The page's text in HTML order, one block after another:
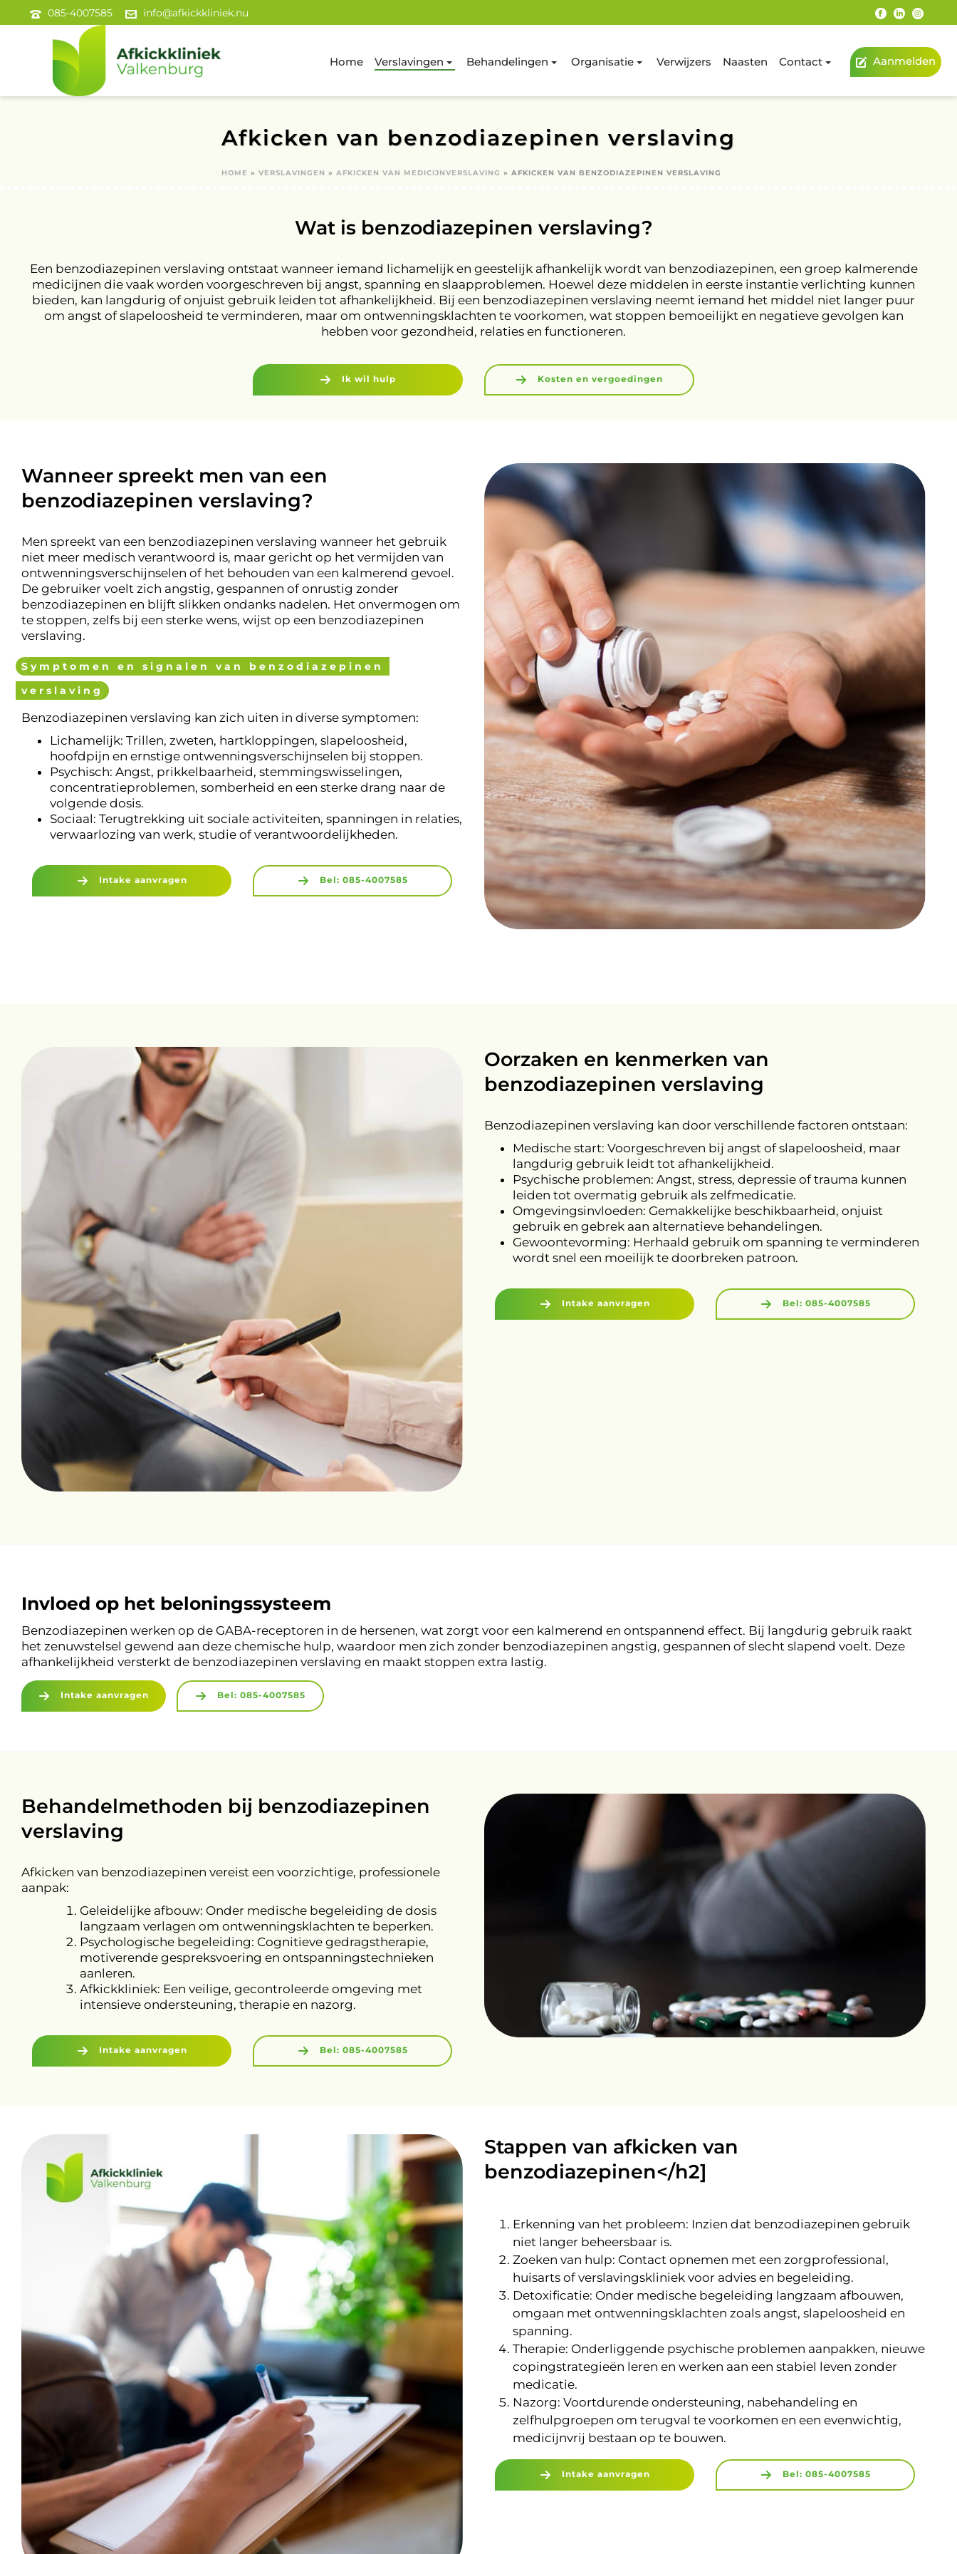
085-4007585 info@afkickkliniek.nu
Home Verslavingen Behandelingen Organisatie Verwijzers Naasten Contact Aanmelden
Afkicken van benzodiazepinen verslaving
HOME » VERSLAVINGEN » AFKICKEN VAN MEDICIJNVERSLAVING » AFKICKEN VAN BENZODIAZEPINEN VERSLAVING
Wat is benzodiazepinen verslaving?
Een benzodiazepinen verslaving ontstaat wanneer iemand lichamelijk en geestelijk afhankelijk wordt van benzodiazepinen, een groep kalmerende
medicijnen die vaak worden voorgeschreven bij angst, spanning en slaapproblemen. Hoewel deze middelen in eerste instantie verlichting kunnen
bieden, kan langdurig of onjuist gebruik leiden tot afhankelijkheid. Bij een benzodiazepinen verslaving neemt iemand het middel niet langer puur
om angst of slapeloosheid te verminderen, maar om ontwenningsklachten te voorkomen, wat stoppen bemoeilijkt en negatieve gevolgen kan
hebben voor gezondheid, relaties en functioneren.
Ik wil hulp Kosten en vergoedingen
Wanneer spreekt men van een
benzodiazepinen verslaving?
Men spreekt van een benzodiazepinen verslaving wanneer het gebruik
niet meer medisch verantwoord is, maar gericht op het vermijden van
ontwenningsverschijnselen of het behouden van een kalmerend gevoel.
De gebruiker voelt zich angstig, gespannen of onrustig zonder
benzodiazepinen en blijft slikken ondanks nadelen. Het onvermogen om
te stoppen, zelfs bij een sterke wens, wijst op een benzodiazepinen
verslaving.
Symptomen en signalen van benzodiazepinen
verslaving
Benzodiazepinen verslaving kan zich uiten in diverse symptomen:
Lichamelijk: Trillen, zweten, hartkloppingen, slapeloosheid,
hoofdpijn en ernstige ontwenningsverschijnselen bij stoppen.
Psychisch: Angst, prikkelbaarheid, stemmingswisselingen,
concentratieproblemen, somberheid en een sterke drang naar de
volgende dosis.
Sociaal: Terugtrekking uit sociale activiteiten, spanningen in relaties,
verwaarlozing van werk, studie of verantwoordelijkheden.
Intake aanvragen Bel: 085-4007585
Oorzaken en kenmerken van
benzodiazepinen verslaving
Benzodiazepinen verslaving kan door verschillende factoren ontstaan:
Medische start: Voorgeschreven bij angst of slapeloosheid, maar
langdurig gebruik leidt tot afhankelijkheid.
Psychische problemen: Angst, stress, depressie of trauma kunnen
leiden tot overmatig gebruik als zelfmedicatie.
Omgevingsinvloeden: Gemakkelijke beschikbaarheid, onjuist
gebruik en gebrek aan alternatieve behandelingen.
Gewoontevorming: Herhaald gebruik om spanning te verminderen
wordt snel een moeilijk te doorbreken patroon.
Intake aanvragen Bel: 085-4007585
Invloed op het beloningssysteem
Benzodiazepinen werken op de GABA-receptoren in de hersenen, wat zorgt voor een kalmerend en ontspannend effect. Bij langdurig gebruik raakt
het zenuwstelsel gewend aan deze chemische hulp, waardoor men zich zonder benzodiazepinen angstig, gespannen of slecht slapend voelt. Deze
afhankelijkheid versterkt de benzodiazepinen verslaving en maakt stoppen extra lastig.
Intake aanvragen Bel: 085-4007585
Behandelmethoden bij benzodiazepinen
verslaving
Afkicken van benzodiazepinen vereist een voorzichtige, professionele
aanpak:
Geleidelijke afbouw: Onder medische begeleiding de dosis
langzaam verlagen om ontwenningsklachten te beperken.
Psychologische begeleiding: Cognitieve gedragstherapie,
motiverende gespreksvoering en ontspanningstechnieken
aanleren.
Afkickkliniek: Een veilige, gecontroleerde omgeving met
intensieve ondersteuning, therapie en nazorg.
Intake aanvragen Bel: 085-4007585
Stappen van afkicken van
benzodiazepinen</h2]
Erkenning van het probleem: Inzien dat benzodiazepinen gebruik
niet langer beheersbaar is.
Zoeken van hulp: Contact opnemen met een zorgprofessional,
huisarts of verslavingskliniek voor advies en begeleiding.
Detoxificatie: Onder medische begeleiding langzaam afbouwen,
omgaan met ontwenningsklachten zoals angst, slapeloosheid en
spanning.
Therapie: Onderliggende psychische problemen aanpakken, nieuwe
copingstrategieën leren en werken aan een stabiel leven zonder
medicatie.
Nazorg: Voortdurende ondersteuning, nabehandeling en
zelfhulpgroepen om terugval te voorkomen en een evenwichtig,
medicijnvrij bestaan op te bouwen.
Intake aanvragen Bel: 085-4007585